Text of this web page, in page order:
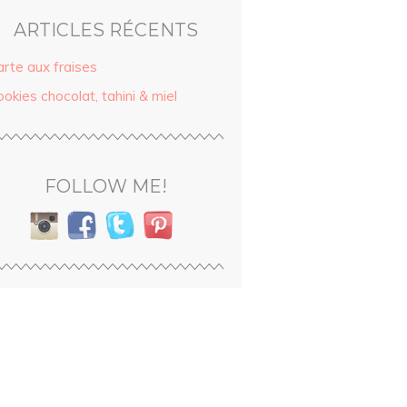
ARTICLES RÉCENTS
aux fraises
chocolat, tahini & miel
FOLLOW ME!